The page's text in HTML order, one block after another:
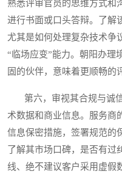
熟悉评审官员的思维方式和
进行书面或口头答辩。了解
尤其是如何处理复杂技术争
“临场应变”能力。朝阳办理
固的伙伴，意味着更顺畅的
第六，审视其合规与诚信
术数据和商业信息。服务商
信息保密措施，签署规范的
了解其市场口碑，是否有过
线、绝不建议客户采用虚假